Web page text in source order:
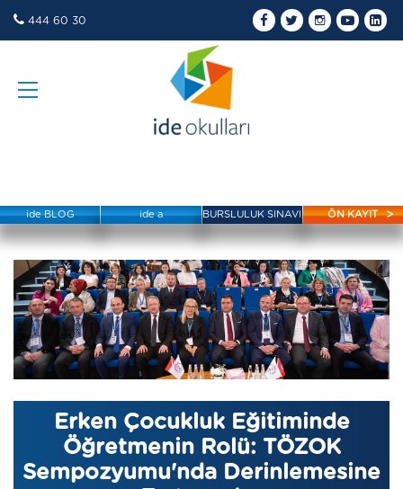
444 60 30
ide BLOG ide a BURSLULUK SINAVI ÖN KAYIT
Erken Çocukluk Eğitiminde
Öğretmenin Rolü: TÖZOK
Sempozyumu'nda Derinlemesine